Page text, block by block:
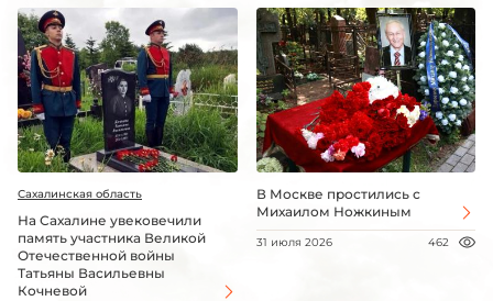
Сахалинская область
На Сахалине увековечили
память участника Великой
Отечественной войны
Татьяны Васильевны
Кочневой
В Москве простились с
Михаилом Ножкиным
31 июля 2026 462